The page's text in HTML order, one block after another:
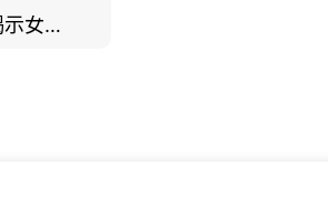
男女聽力大不同？研究揭示女性聽覺更靈敏！為何男性更易聽力損失？